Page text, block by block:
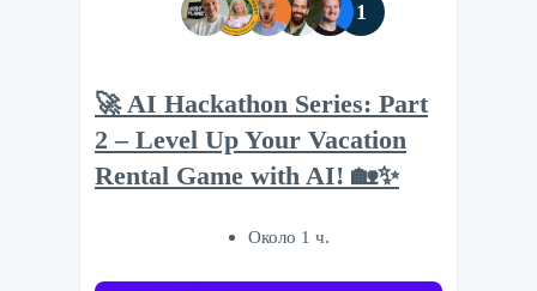
1
🚀 AI Hackathon Series: Part
2 – Level Up Your Vacation
Rental Game with AI! 🏡✨
Около 1 ч.